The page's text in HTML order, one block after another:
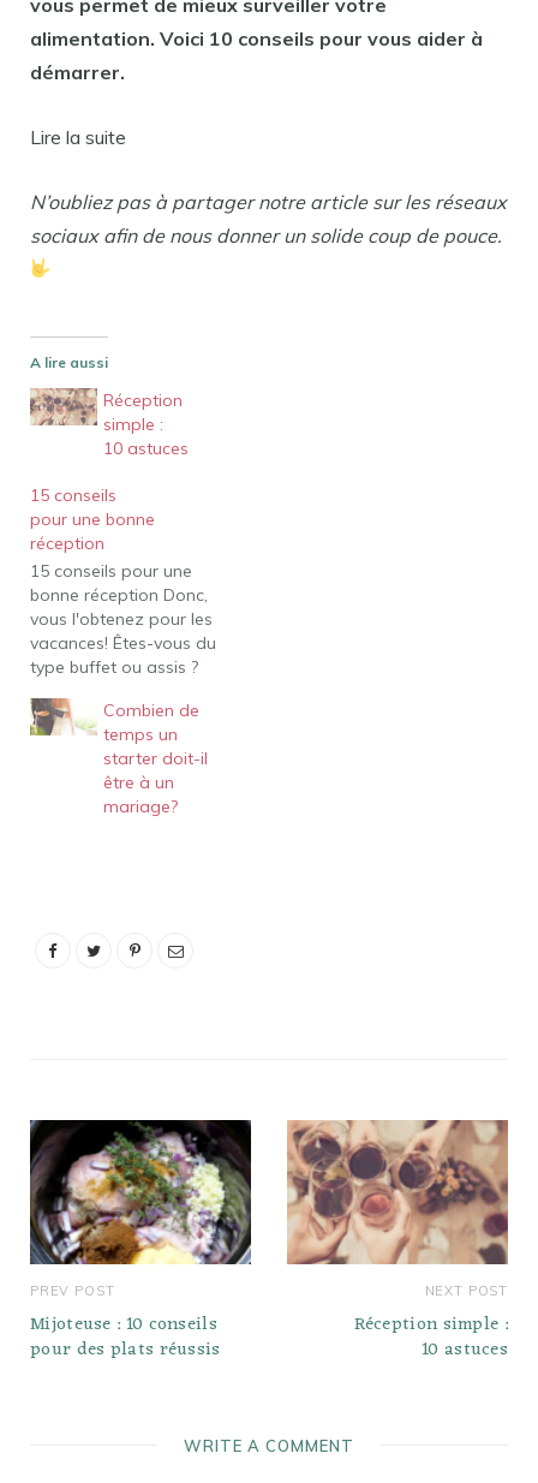
alimentation. Voici 10 conseils pour vous aider à
démarrer.
Lire la suite
N’oubliez pas à partager notre article sur les réseaux
sociaux afin de nous donner un solide coup de pouce.
A lire aussi
Réception
simple :
10 astuces
15 conseils
pour une bonne
réception
15 conseils pour une
bonne réception Donc,
vous l'obtenez pour les
vacances! Êtes-vous du
type buffet ou assis ?
allez-vous servir ?
Recettes.qc.ca a
rassemblé pour vous les
réponses aux 15
questions les plus
Combien de
temps un
starter doit-il
être à un
mariage?
PREV POST
Mijoteuse : 10 conseils
pour des plats réussis
NEXT POST
Réception simple :
10 astuces
WRITE A COMMENT